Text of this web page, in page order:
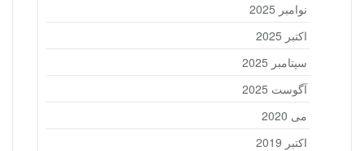
نوامبر 2025
اکتبر 2025
سپتامبر 2025
آگوست 2025
می 2020
اکتبر 2019